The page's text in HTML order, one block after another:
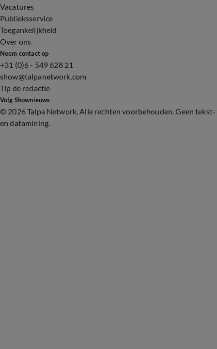
Vacatures
Publieksservice
Toegankelijkheid
Over ons
Neem contact op
+31 (0)6 - 549 628 21
show@talpanetwork.com
Tip de redactie
Volg Shownieuws
© 2026 Talpa Network. Alle rechten voorbehouden. Geen tekst-
en datamining.